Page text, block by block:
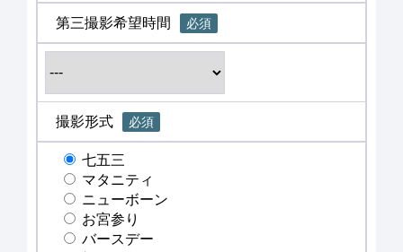
第三撮影希望時間 必須
撮影形式 必須
七五三
マタニティ
ニューボーン
お宮参り
バースデー